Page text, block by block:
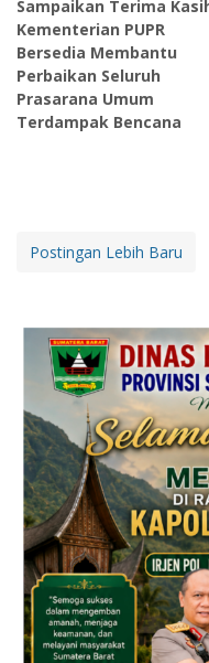
Sampaikan Terima
Kementerian PUPR
Bersedia Membantu
Perbaikan Seluruh
Prasarana Umum
Terdampak Bencana
Postingan Lebih Baru